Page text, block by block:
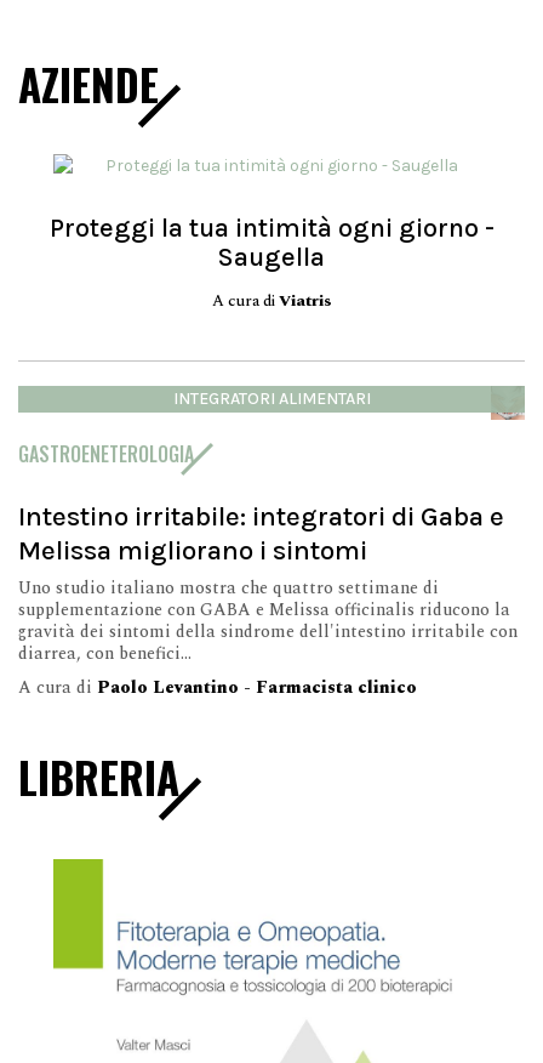
AZIENDE
Proteggi la tua intimità ogni giorno -
Saugella
A cura diViatris
INTEGRATORI ALIMENTARI
GASTROENETEROLOGIA
Intestino irritabile: integratori di Gaba e
Melissa migliorano i sintomi
Uno studio italiano mostra che quattro settimane di
supplementazione con GABA e Melissa officinalis riducono la
gravità dei sintomi della sindrome dell'intestino irritabile con
diarrea, con benefici...
A cura di Paolo Levantino - Farmacista clinico
LIBRERIA